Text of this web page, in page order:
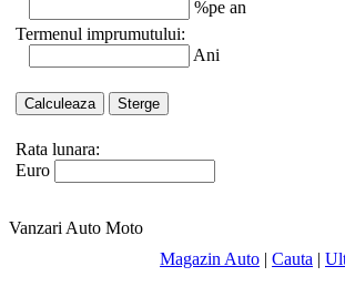
%pe an
Termenul imprumutului:
Ani
Rata lunara:
Euro
Vanzari Auto Moto
Magazin Auto | Cauta |